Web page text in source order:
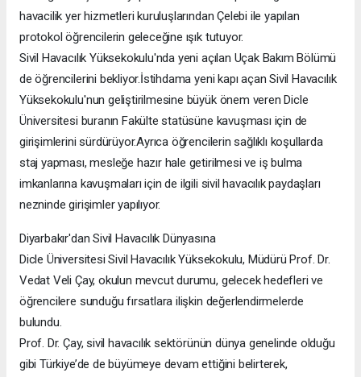
havacilik yer hizmetleri kuruluşlarından Çelebi ile yapılan
protokol öğrencilerin geleceğine ışık tutuyor.
Sivil Havacılık Yüksekokulu'nda yeni açılan Uçak Bakım Bölümü
de öğrencilerini bekliyor.İstihdama yeni kapı açan Sivil Havacılık
Yüksekokulu'nun geliştirilmesine büyük önem veren Dicle
Üniversitesi buranın Fakülte statüsüne kavuşması için de
girişimlerini sürdürüyor.Ayrıca öğrencilerin sağlıklı koşullarda
staj yapması, mesleğe hazır hale getirilmesi ve iş bulma
imkanlarına kavuşmaları için de ilgili sivil havacılık paydaşları
nezninde girişimler yapılıyor.
Diyarbakır'dan Sivil Havacılık Dünyasına
Dicle Üniversitesi Sivil Havacılık Yüksekokulu, Müdürü Prof. Dr.
Vedat Veli Çay, okulun mevcut durumu, gelecek hedefleri ve
öğrencilere sunduğu fırsatlara ilişkin değerlendirmelerde
bulundu.
Prof. Dr. Çay, sivil havacılık sektörünün dünya genelinde olduğu
gibi Türkiye’de de büyümeye devam ettiğini belirterek,